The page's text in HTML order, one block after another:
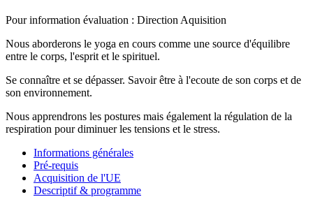
Pour information évaluation : Direction Aquisition
Nous aborderons le yoga en cours comme une source d'équilibre
entre le corps, l'esprit et le spirituel.
Se connaître et se dépasser. Savoir être à l'ecoute de son corps et de
son environnement.
Nous apprendrons les postures mais également la régulation de la
respiration pour diminuer les tensions et le stress.
Informations générales
Pré-requis
Acquisition de l'UE
Descriptif & programme